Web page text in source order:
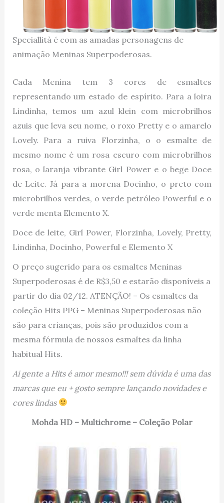
Speciallità é com as amadas personagens de
animação Meninas Superpoderosas.
Cada Menina tem 3 cores de esmaltes
representando um estado de espírito. Para a loira
Lindinha, temos um azul klein com microbrilhos
azuis que leva seu nome, o roxo Pretty e o amarelo
Lovely. Para a ruiva Florzinha, o o esmalte de
mesmo nome é um rosa escuro com microbrilhos
rosa, o laranja vibrante Girl Power e o bege Doce
de Leite. Já para a morena Docinho, o preto com
microbrilhos verdes, o verde petróleo Powerful e o
verde menta Elemento X.
Doce de leite, Girl Power, Florzinha, Lovely, Pretty,
Lindinha, Docinho, Powerful e Elemento X
O preço sugerido para os esmaltes Meninas
Superpoderosas é de R$3,50 e estarão disponíveis a
partir do dia 02/12. ATENÇÃO! – Os esmaltes da
coleção Hits PPG – Meninas Superpoderosas não
são para crianças, pois são produzidos com a
mesma fórmula de nossos esmaltes da linha
habitual Hits.
Ai gente a Hits é amor mesmo!!! sem dúvida é uma das
marcas que eu + gosto sempre lançando novidades e
cores lindas
Mohda HD – Multichrome – Coleção Polar